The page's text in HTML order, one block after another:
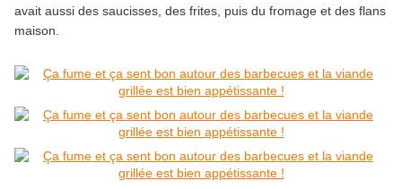
avait aussi des saucisses, des frites, puis du fromage et des flans
maison.